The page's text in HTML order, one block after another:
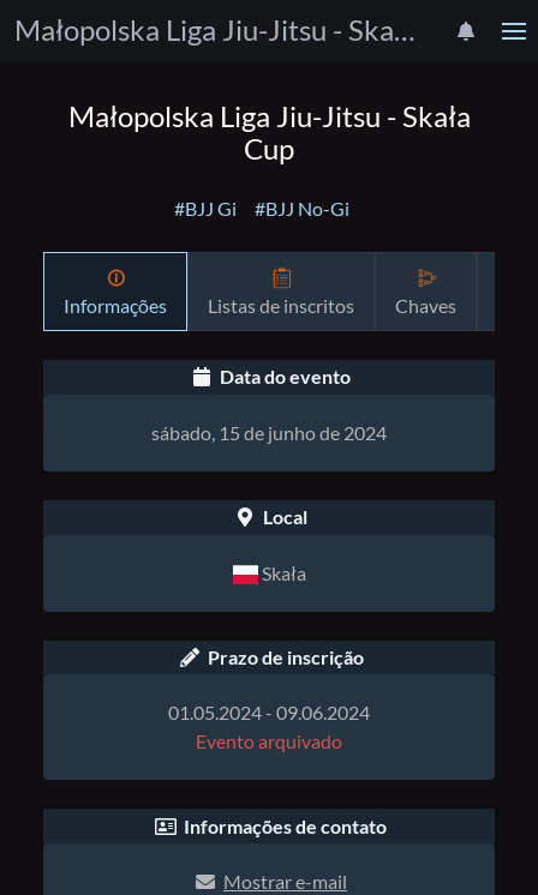
Małopolska Liga Jiu-Jitsu - Skała Cup
Małopolska Liga Jiu-Jitsu - Skała
Cup
#BJJ Gi #BJJ No-Gi
Informações Listas de inscritos Chaves
Data do evento
sábado, 15 de junho de 2024
Local
Skała
Prazo de inscrição
01.05.2024 - 09.06.2024
Evento arquivado
Informações de contato
Mostrar e-mail